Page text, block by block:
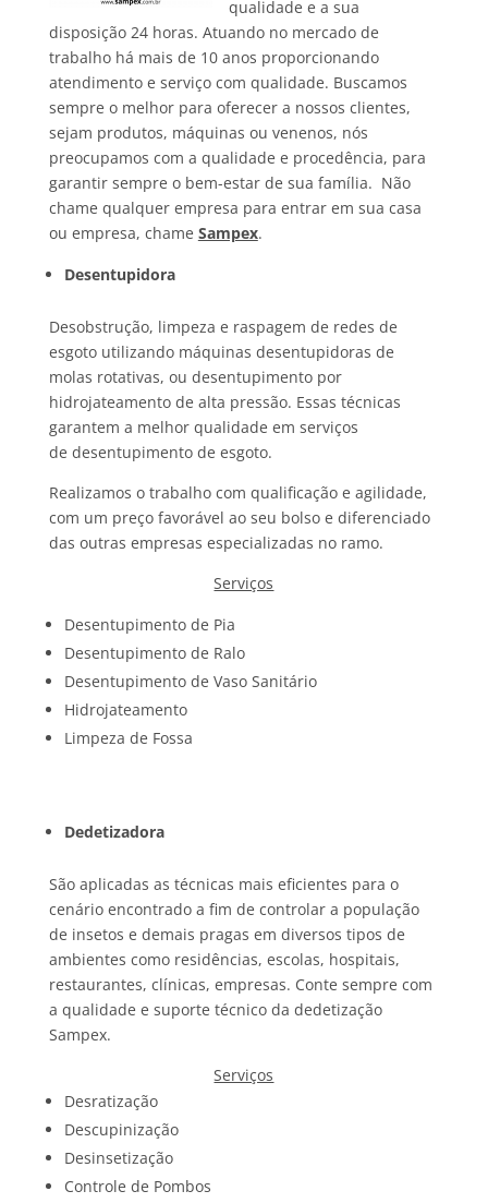
qualidade e a sua
disposição 24 horas. Atuando no mercado de
trabalho há mais de 10 anos proporcionando
atendimento e serviço com qualidade. Buscamos
sempre o melhor para oferecer a nossos clientes,
sejam produtos, máquinas ou venenos, nós
preocupamos com a qualidade e procedência, para
garantir sempre o bem-estar de sua família. Não
chame qualquer empresa para entrar em sua casa
ou empresa, chame Sampex.
Desentupidora
Desobstrução, limpeza e raspagem de redes de
esgoto utilizando máquinas desentupidoras de
molas rotativas, ou desentupimento por
hidrojateamento de alta pressão. Essas técnicas
garantem a melhor qualidade em serviços
de desentupimento de esgoto.
Realizamos o trabalho com qualificação e agilidade,
com um preço favorável ao seu bolso e diferenciado
das outras empresas especializadas no ramo.
Serviços
Desentupimento de Pia
Desentupimento de Ralo
Desentupimento de Vaso Sanitário
Hidrojateamento
Limpeza de Fossa
Dedetizadora
São aplicadas as técnicas mais eficientes para o
cenário encontrado a fim de controlar a população
de insetos e demais pragas em diversos tipos de
ambientes como residências, escolas, hospitais,
restaurantes, clínicas, empresas. Conte sempre com
a qualidade e suporte técnico da dedetização
Sampex.
Serviços
Desratização
Descupinização
Desinsetização
Controle de Pombos